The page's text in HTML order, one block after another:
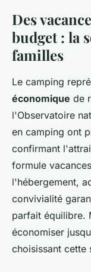
Des
budget : la
familles
Le camping
économique de
l'Observatoire
en camping ont
confirmant
formule
l'hébergement,
convivialité
parfait équilibre.
économiser
choisissant cette